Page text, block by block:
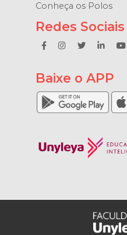
Conheça os Polos
Redes Sociais
Baixe o APP